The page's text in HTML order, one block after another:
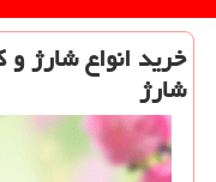
خرید انواع شارژ
شارژ